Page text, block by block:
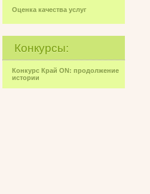
Оценка качества услуг
Конкурсы:
Конкурс Край ON: продолжение
истории